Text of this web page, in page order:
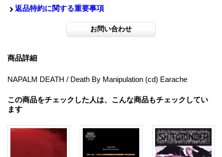
返品特約に関する重要事項
商品詳細
NAPALM DEATH / Death By Manipulation (cd) Earache
この商品をチェックした人は、こんな商品もチェックしてい
ます